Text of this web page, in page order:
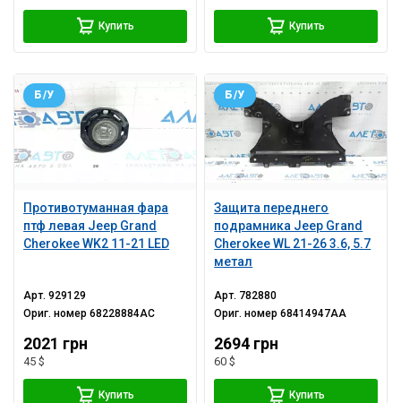
Купить Купить
Противотуманная фара
птф левая Jeep Grand
Cherokee WK2 11-21 LED
Б/У
Арт.929129
Ориг. номер68228884AC
2021 грн
45 $
Купить
Защита переднего
подрамника Jeep Grand
Cherokee WL 21-26 3.6, 5.7
метал
Б/У
Арт. 782880
Ориг. номер68414947AA
2694 грн
60 $
Купить